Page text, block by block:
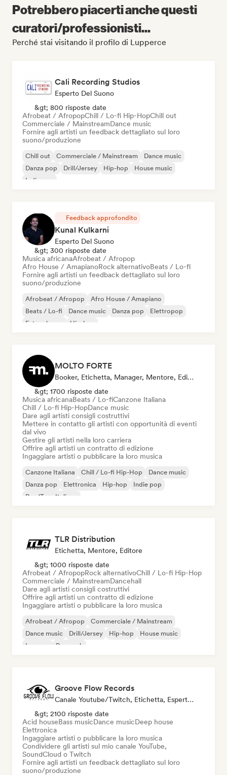
Potrebbero piacerti anche questi
curatori/professionisti...
Perché stai visitando il profilo di Lupperce
Cali Recording Studios
Esperto Del Suono
&gt; 800 risposte date
Afrobeat / AfropopChill / Lo-fi Hip-HopChill out
Commerciale / MainstreamDance music
Fornire agli artisti un feedback dettagliato sul loro
suono/produzione
Chill out Commerciale / Mainstream
Dance music
Danza pop
Drill/Jersey Hip-hop
House music
Indie pop
Feedback approfondito
Kunal Kulkarni
Esperto Del Suono
&gt; 300 risposte date
Musica africanaAfrobeat / Afropop
Afro House / AmapianoRock alternativoBeats / Lo-fi
Fornire agli artisti un feedback dettagliato sul loro
suono/produzione
Afrobeat / Afropop
Afro House / Amapiano
Beats / Lo-fi
Dance music Danza pop
Elettropop
Future house
Hip-hop
MOLTO FORTE
Booker, Etichetta, Manager, Mentore, Editore
&gt; 1700 risposte date
Musica africanaBeats / Lo-fiCanzone Italiana
Chill / Lo-fi Hip-HopDance music
Dare agli artisti consigli costruttivi
Mettere in contatto gli artisti con opportunità di eventi
dal vivo
Gestire gli artisti nella loro carriera
Offrire agli artisti un contratto di edizione
Ingaggiare artisti o pubblicare la loro musica
Canzone Italiana Chill / Lo-fi Hip-Hop
Dance music
Danza pop
Elettronica Hip-hop
Indie pop
Rap/Trap Italiano
TLR Distribution
Etichetta, Mentore, Editore
&gt; 1000 risposte date
Afrobeat / AfropopRock alternativoChill / Lo-fi Hip-Hop
Commerciale / MainstreamDancehall
Dare agli artisti consigli costruttivi
Offrire agli artisti un contratto di edizione
Ingaggiare artisti o pubblicare la loro musica
Afrobeat / Afropop
Commerciale / Mainstream
Dance music
Drill/Jersey Hip-hop
House music
Iperpop
Pop rock
Groove Flow Records
Canale Youtube/Twitch, Etichetta, Esperto Del Suono
&gt; 2100 risposte date
Acid houseBass musicDance musicDeep house
Elettronica
Ingaggiare artisti o pubblicare la loro musica
Condividere gli artisti sul mio canale YouTube,
SoundCloud o Twitch
Fornire agli artisti un feedback dettagliato sul loro
suono/produzione